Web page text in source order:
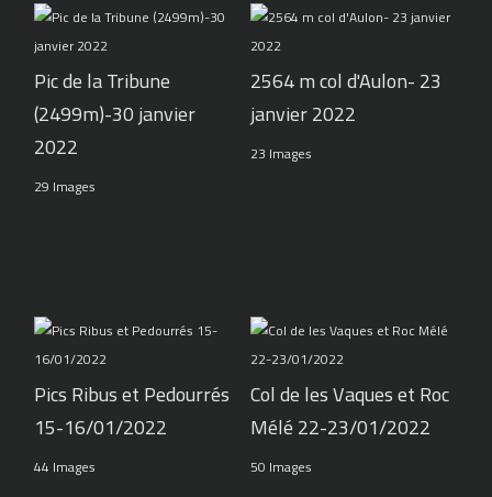
Pic de la Tribune
(2499m)-30 janvier
2022
29 Images
2564 m col d'Aulon- 23
janvier 2022
23 Images
Pics Ribus et Pedourrés
15-16/01/2022
44 Images
Col de les Vaques et Roc
Mélé 22-23/01/2022
50 Images